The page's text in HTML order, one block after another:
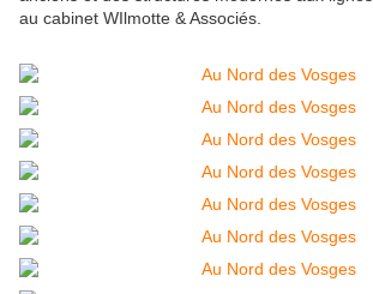
au cabinet WIlmotte & Associés.